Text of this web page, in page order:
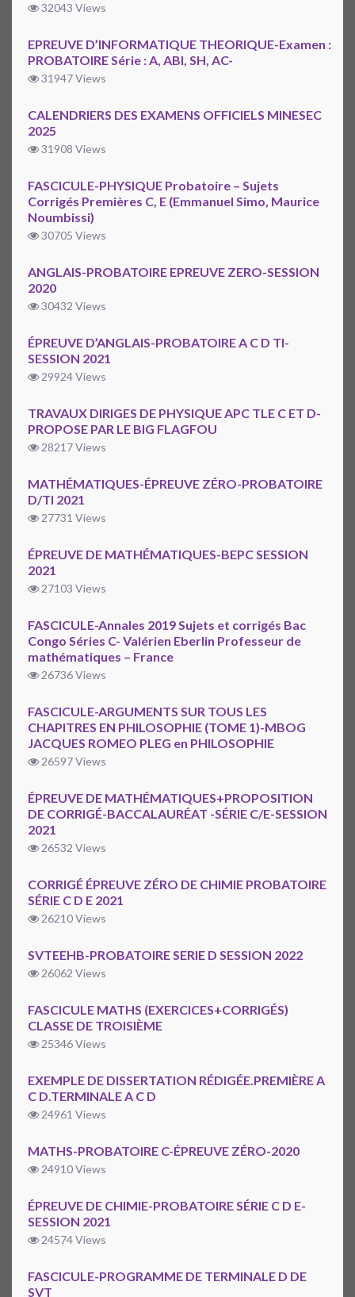
32043 Views
EPREUVE D’INFORMATIQUE THEORIQUE-Examen :
PROBATOIRE Série : A, ABI, SH, AC-
31947 Views
CALENDRIERS DES EXAMENS OFFICIELS MINESEC
2025
31908 Views
FASCICULE-PHYSIQUE Probatoire – Sujets
Corrigés Premières C, E (Emmanuel Simo, Maurice
Noumbissi)
30705 Views
ANGLAIS-PROBATOIRE EPREUVE ZERO-SESSION
2020
30432 Views
ÉPREUVE D’ANGLAIS-PROBATOIRE A C D TI-
SESSION 2021
29924 Views
TRAVAUX DIRIGES DE PHYSIQUE APC TLE C ET D-
PROPOSE PAR LE BIG FLAGFOU
28217 Views
MATHÉMATIQUES-ÉPREUVE ZÉRO-PROBATOIRE
D/TI 2021
27731 Views
ÉPREUVE DE MATHÉMATIQUES-BEPC SESSION
2021
27103 Views
FASCICULE-Annales 2019 Sujets et corrigés Bac
Congo Séries C- Valérien Eberlin Professeur de
mathématiques – France
26736 Views
FASCICULE-ARGUMENTS SUR TOUS LES
CHAPITRES EN PHILOSOPHIE (TOME 1)-MBOG
JACQUES ROMEO PLEG en PHILOSOPHIE
26597 Views
ÉPREUVE DE MATHÉMATIQUES+PROPOSITION
DE CORRIGÉ-BACCALAURÉAT -SÉRIE C/E-SESSION
2021
26532 Views
CORRIGÉ ÉPREUVE ZÉRO DE CHIMIE PROBATOIRE
SÉRIE C D E 2021
26210 Views
SVTEEHB-PROBATOIRE SERIE D SESSION 2022
26062 Views
FASCICULE MATHS (EXERCICES+CORRIGÉS)
CLASSE DE TROISIÈME
25346 Views
EXEMPLE DE DISSERTATION RÉDIGÉE.PREMIÈRE A
C D.TERMINALE A C D
24961 Views
MATHS-PROBATOIRE C-ÉPREUVE ZÉRO-2020
24910 Views
ÉPREUVE DE CHIMIE-PROBATOIRE SÉRIE C D E-
SESSION 2021
24574 Views
FASCICULE-PROGRAMME DE TERMINALE D DE
SVT